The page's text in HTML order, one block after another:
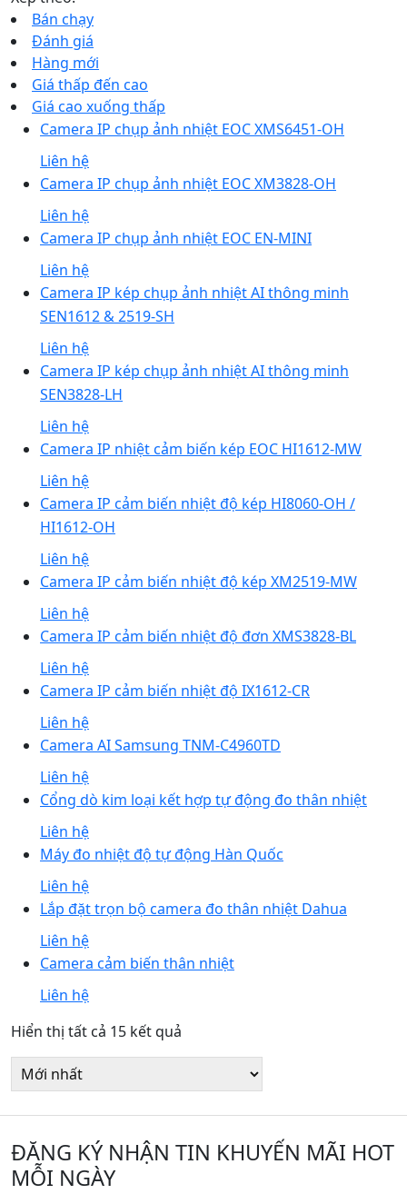
Bán chạy
Đánh giá
Hàng mới
Giá thấp đến cao
Giá cao xuống thấp
Camera IP chụp ảnh nhiệt EOC XMS6451-OH
Liên hệ
Camera IP chụp ảnh nhiệt EOC XM3828-OH
Liên hệ
Camera IP chụp ảnh nhiệt EOC EN-MINI
Liên hệ
Camera IP kép chụp ảnh nhiệt AI thông minh
SEN1612 & 2519-SH
Liên hệ
Camera IP kép chụp ảnh nhiệt AI thông minh
SEN3828-LH
Liên hệ
Camera IP nhiệt cảm biến kép EOC HI1612-MW
Liên hệ
Camera IP cảm biến nhiệt độ kép HI8060-OH /
HI1612-OH
Liên hệ
Camera IP cảm biến nhiệt độ kép XM2519-MW
Liên hệ
Camera IP cảm biến nhiệt độ đơn XMS3828-BL
Liên hệ
Camera IP cảm biến nhiệt độ IX1612-CR
Liên hệ
Camera AI Samsung TNM-C4960TD
Liên hệ
Cổng dò kim loại kết hợp tự động đo thân nhiệt
Liên hệ
Máy đo nhiệt độ tự động Hàn Quốc
Liên hệ
Lắp đặt trọn bộ camera đo thân nhiệt Dahua
Liên hệ
Camera cảm biến thân nhiệt
Liên hệ
Hiển thị tất cả 15 kết quả
sắp
theo
mới
nhất
ĐĂNG KÝ NHẬN TIN KHUYẾN MÃI HOT
MỖI NGÀY